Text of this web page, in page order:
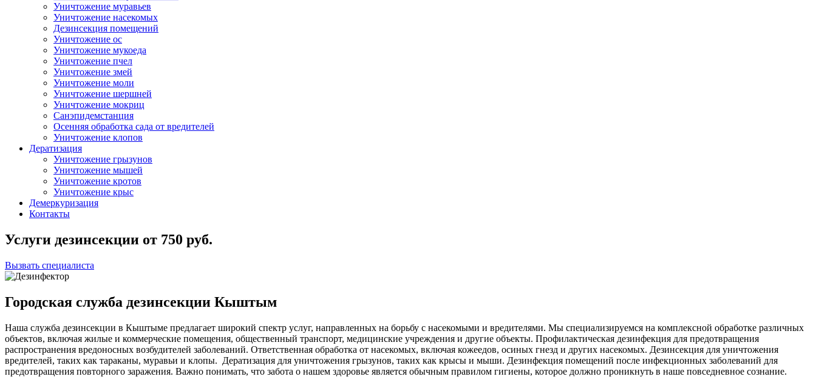
Уничтожение муравьев
Уничтожение насекомых
Дезинсекция помещений
Уничтожение ос
Уничтожение мукоеда
Уничтожение пчел
Уничтожение змей
Уничтожение моли
Уничтожение шершней
Уничтожение мокриц
Санэпидемстанция
Осенняя обработка сада от вредителей
Уничтожение клопов
Дератизация
Уничтожение грызунов
Уничтожение мышей
Уничтожение кротов
Уничтожение крыс
Демеркуризация
Контакты
Услуги дезинсекции от 750 руб.
Вызвать специалиста
Городская служба дезинсекции Кыштым
Наша служба дезинсекции в Кыштыме предлагает широкий спектр услуг, направленных на борьбу с насекомыми и вредителями. Мы специализируемся на комплексной обработке различных
объектов, включая жилые и коммерческие помещения, общественный транспорт, медицинские учреждения и другие объекты. Профилактическая дезинфекция для предотвращения
распространения вредоносных возбудителей заболеваний. Ответственная обработка от насекомых, включая кожеедов, осиных гнезд и других насекомых. Дезинсекция для уничтожения
вредителей, таких как тараканы, муравьи и клопы. Дератизация для уничтожения грызунов, таких как крысы и мыши. Дезинфекция помещений после инфекционных заболеваний для
предотвращения повторного заражения. Важно понимать, что забота о нашем здоровье является обычным правилом гигиены, которое должно проникнуть в наше повседневное сознание.